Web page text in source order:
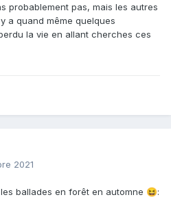
probablement pas, mais les autres
a quand même quelques
la vie en allant cherches ces
2021
ballades en forêt en automne 😆: